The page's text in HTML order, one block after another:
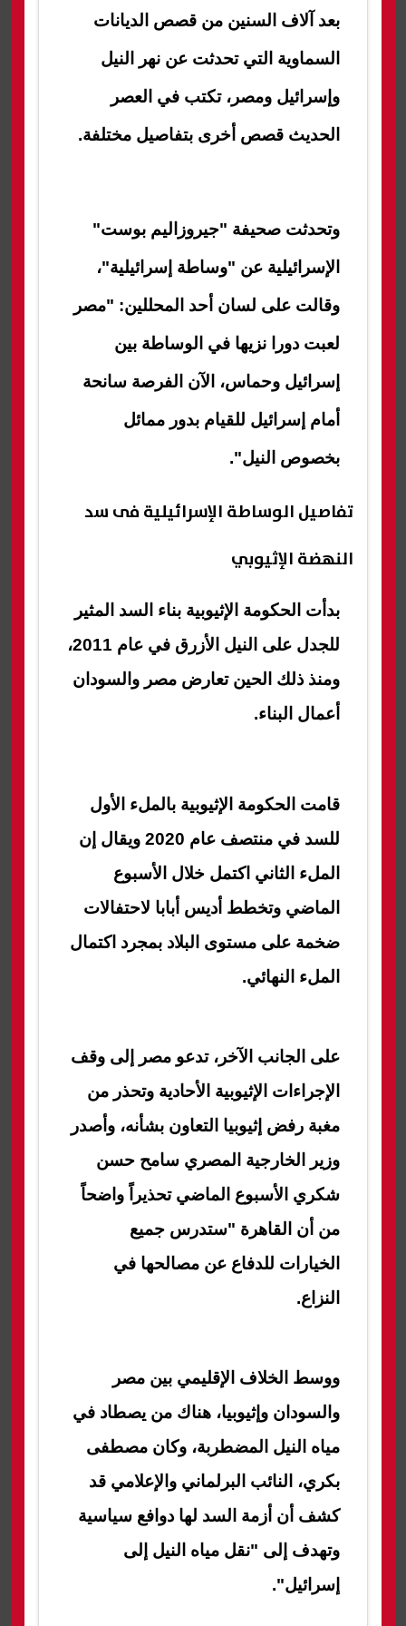
بعد آلاف السنين من قصص الديانات
السماوية التي تحدثت عن نهر النيل
وإسرائيل ومصر، تكتب في العصر
الحديث قصص أخرى بتفاصيل مختلفة.
وتحدثت صحيفة "جيروزاليم بوست"
الإسرائيلية عن "وساطة إسرائيلية"،
وقالت على لسان أحد المحللين: "مصر
لعبت دورا نزيها في الوساطة بين
إسرائيل وحماس، الآن الفرصة سانحة
أمام إسرائيل للقيام بدور ممائل
بخصوص النيل".
تفاصيل الوساطة الإسرائيلية فى سد
النهضة الإثيوبي
بدأت الحكومة الإثيوبية بناء السد المثير
للجدل على النيل الأزرق في عام 2011،
ومنذ ذلك الحين تعارض مصر والسودان
أعمال البناء.
قامت الحكومة الإثيوبية بالملء الأول
للسد في منتصف عام 2020 ويقال إن
الملء الثاني اكتمل خلال الأسبوع
الماضي وتخطط أديس أبابا لاحتفالات
ضخمة على مستوى البلاد بمجرد اكتمال
الملء النهائي.
على الجانب الآخر، تدعو مصر إلى وقف
الإجراءات الإثيوبية الأحادية وتحذر من
مغبة رفض إثيوبيا التعاون بشأنه، وأصدر
وزير الخارجية المصري سامح حسن
شكري الأسبوع الماضي تحذيراً واضحاً
من أن القاهرة "ستدرس جميع
الخيارات للدفاع عن مصالحها في
النزاع.
ووسط الخلاف الإقليمي بين مصر
والسودان وإثيوبيا، هناك من يصطاد في
مياه النيل المضطربة، وكان مصطفى
بكري، النائب البرلماني والإعلامي قد
كشف أن أزمة السد لها دوافع سياسية
وتهدف إلى "نقل مياه النيل إلى
إسرائيل".